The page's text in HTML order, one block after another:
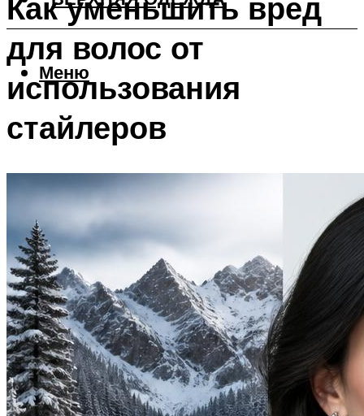
Меню
Как уменьшить вред
для волос от
использования
стайлеров